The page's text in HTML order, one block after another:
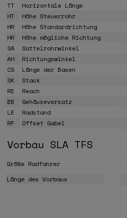
TT
Horizontale Länge
HT
Höhe Steuerrohr
HR
Höhe Standardrichtung
HR
Höhe mögliche Richtung
SA
Sattelrohrwinkel
AH
Richtungswinkel
CS
Länge der Basen
SK
Stack
RE
Reach
BB
Gehäuseversatz
LE
Radstand
RF
Offset Gabel
Vorbau SLA TFS
Größe Radfahrer
Länge des Vorbaus